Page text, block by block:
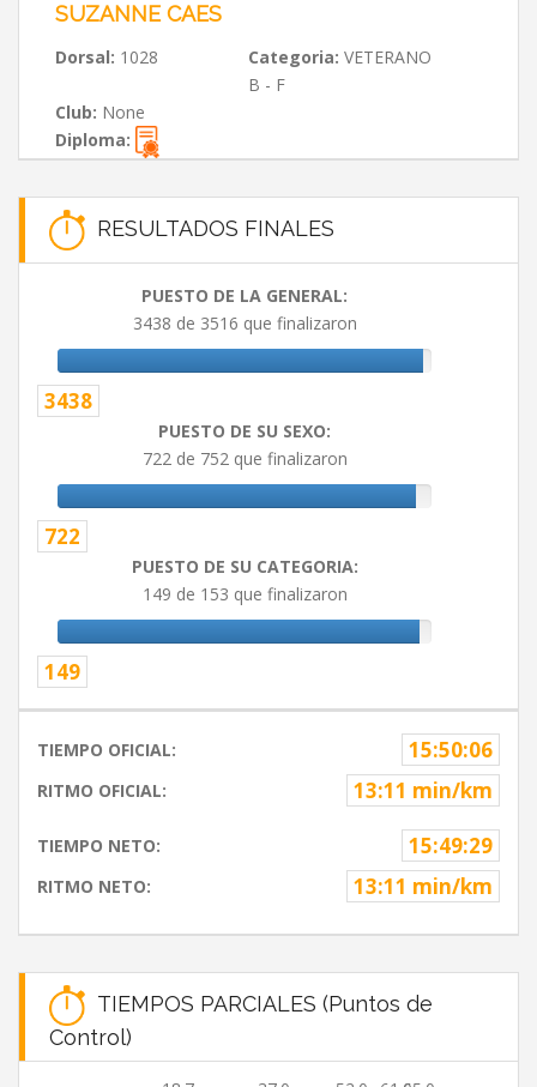
SUZANNE CAES
Dorsal: 1028 Categoria: VETERANO
B - F
Club: None
Diploma:
RESULTADOS FINALES
PUESTO DE LA GENERAL:
3438 de 3516 que finalizaron
3438
PUESTO DE SU SEXO:
722 de 752 que finalizaron
722
PUESTO DE SU CATEGORIA:
149 de 153 que finalizaron
149
TIEMPO OFICIAL: 15:50:06
RITMO OFICIAL: 13:11 min/km
TIEMPO NETO: 15:49:29
RITMO NETO: 13:11 min/km
TIEMPOS PARCIALES (Puntos de
Control)